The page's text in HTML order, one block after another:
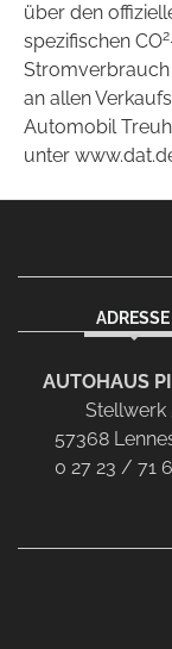
über den
spezifischen CO2
an allen
Automobil
unter
ADRESSE
AUTOHAUS
Stellwerk
57368
0 27 23 / 71